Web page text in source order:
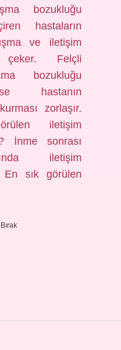
bozukluğu
hastaların
ve iletişim
Felçli
bozukluğu
hastanın
zorlaşır.
iletişim
İnme sonrası
iletişim
En sık görülen